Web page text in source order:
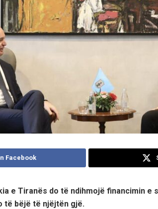
Facebook
e Tiranës do të ndihmojë financimin e
të bëjë të njëjtën gjë.